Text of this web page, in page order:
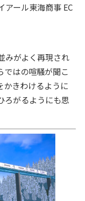
アール東海商事 EC
みがよく再現され
ではの喧騒が聞こ
かきわけるように
ろがるようにも思